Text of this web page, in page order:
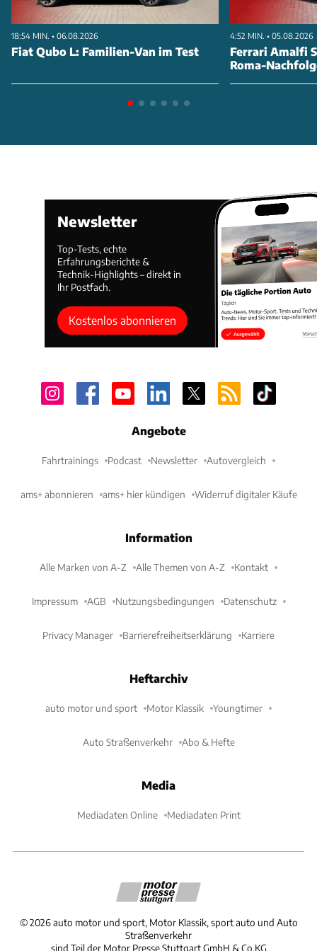
18:54 MIN. • 06.08.2026
Fiat Qubo L: Familien-Van im Test
4:52 MIN. • 05.08.2026
Ferrari Amalfi
Roma-
Newsletter
Top-Tests, echte
Erfahrungsberichte &
Technik-Highlights – direkt in
Ihr Postfach.
Kostenlos abonnieren
Angebote
Fahrtrainings Podcast Newsletter Autovergleich
ams+ abonnieren ams+ hier kündigen Widerruf digitaler Käufe
Information
Alle Marken von A-Z Alle Themen von A-Z Kontakt
Impressum AGB Nutzungsbedingungen Datenschutz
Privacy Manager Barrierefreiheitserklärung Karriere
Heftarchiv
auto motor und sport Motor Klassik Youngtimer
Auto Straßenverkehr Abo & Hefte
Media
Mediadaten Online Mediadaten Print
©2026 auto motor und sport, Motor Klassik, sport auto und Auto
Straßenverkehr
sind Teil der Motor Presse Stuttgart GmbH & Co.KG